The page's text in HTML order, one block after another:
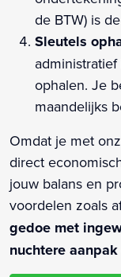
de BTW) is
Sleutels
ophalen. Je
maandelijks
Omdat je met
direct
jouw balans en
voordelen zoals
gedoe met
nuchtere